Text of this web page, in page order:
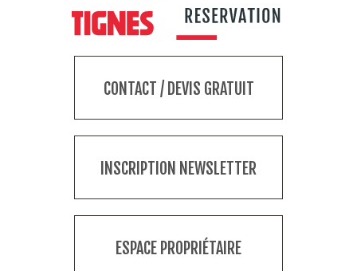
CONTACT / DEVIS GRATUIT
INSCRIPTION NEWSLETTER
ESPACE PROPRIÉTAIRE